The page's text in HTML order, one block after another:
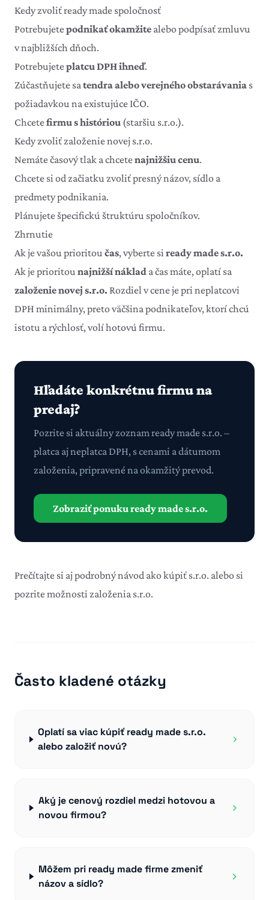
Kedy zvoliť ready made spoločnosť
Potrebujetepodnikať okamžite alebo podpísať zmluvu
v najbližších dňoch.
Potrebujeteplatcu DPH ihneď.
Zúčastňujete satendra alebo verejného obstarávania s
požiadavkou na existujúce IČO.
Chcetefirmu s históriou (staršiu s.r.o.).
Kedy zvoliť založenie novej s.r.o.
Nemáte časový tlak a chcetenajnižšiu cenu.
Chcete si od začiatku zvoliť presný názov, sídlo a
predmety podnikania.
Plánujete špecifickú štruktúru spoločníkov.
Zhrnutie
Ak je vašou prioritou čas, vyberte siready made s.r.o.
Ak je prioritou najnižší náklad a čas máte, oplatí sa
založenie novej s.r.o. Rozdiel v cene je pri neplatcovi
DPH minimálny, preto väčšina podnikateľov, ktorí chcú
istotu a rýchlosť, volí hotovú firmu.
Hľadáte konkrétnu firmu na
predaj?
Pozrite si aktuálny zoznam ready made s.r.o. –
platca aj neplatca DPH, s cenami a dátumom
založenia, pripravené na okamžitý prevod.
Zobraziť ponuku ready made s.r.o.
Prečítajte si aj podrobnýnávod ako kúpiť s.r.o. alebo si
pozrite možnostizaloženia s.r.o.
Často kladené otázky
Oplatí sa viac kúpiť ready made s.r.o.
alebo založiť novú?
Aký je cenový rozdiel medzi hotovou a
novou firmou?
Môžem pri ready made firme zmeniť
názov a sídlo?